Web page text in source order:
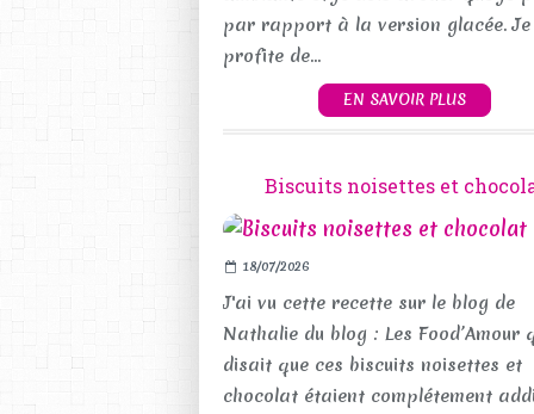
par rapport à la version glacée. Je
profite de...
EN SAVOIR PLUS
Biscuits noisettes et
18/07/2026
J'ai vu cette recette sur le blog de
Nathalie du blog : Les Food’Amour
disait que ces biscuits noisettes et
chocolat étaient complétement